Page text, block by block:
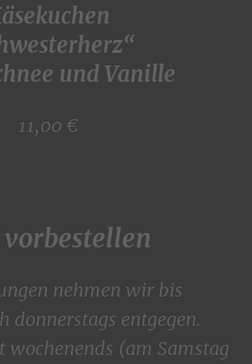
und Vanille
11,00 €
vorbestellen
nehmen wir bis
donnerstags entgegen.
wochenends (am Samstag